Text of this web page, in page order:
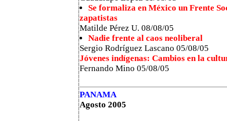
Se formaliza en México un Frente
zapatistas
Matilde Pérez U. 08/08/05
Nadie frente al caos neoliberal
Sergio Rodríguez Lascano 05/08/05
Jóvenes indígenas: Cambios en la
Fernando Mino 05/08/05
PANAMA
Agosto 2005